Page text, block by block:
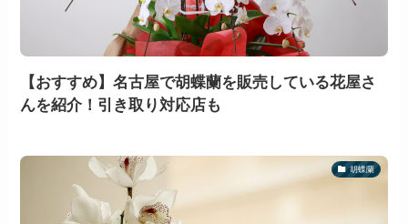
【おすすめ】名古屋で胡蝶蘭を販売している花屋さ
んを紹介！引き取り対応店も
胡蝶蘭